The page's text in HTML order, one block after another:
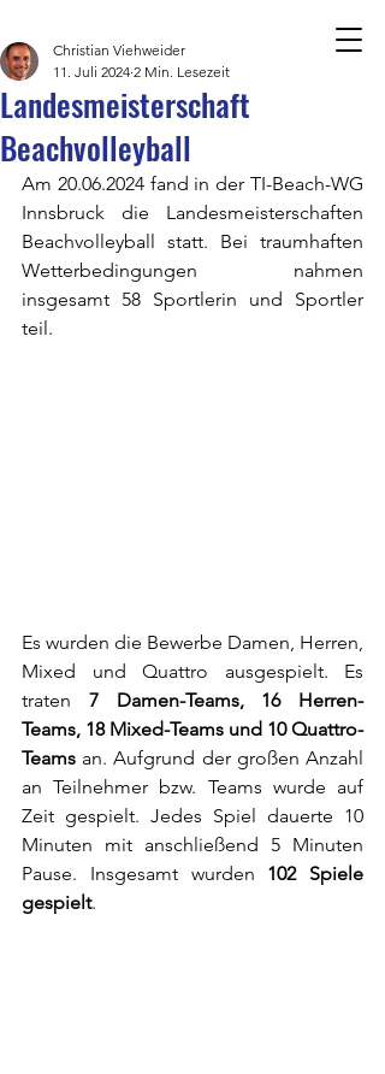
BLOGBEITRÄGE
Landesmeisterschaft
Beachvolleyball
Christian Viehweider
11. Juli 2024 2 Min. Lesezeit
Am 20.06.2024 fand in der TI-Beach-WG
Innsbruck die Landesmeisterschaften
Beachvolleyball statt. Bei traumhaften
Wetterbedingungen nahmen
insgesamt 58 Sportlerin und Sportler
teil.
Es wurden die Bewerbe Damen, Herren,
Mixed und Quattro ausgespielt. Es
traten 7 Damen-Teams, 16 Herren-
Teams, 18 Mixed-Teams und 10 Quattro-
Teams an. Aufgrund der großen Anzahl
an Teilnehmer bzw. Teams wurde auf
Zeit gespielt. Jedes Spiel dauerte 10
Minuten mit anschließend 5 Minuten
Pause. Insgesamt wurden 102 Spiele
gespielt.